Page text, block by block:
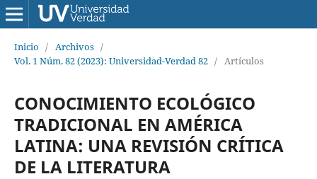
Inicio / Archivos /
Vol. 1 Núm. 82 (2023): Universidad-Verdad 82 / Artículos
CONOCIMIENTO ECOLÓGICO
TRADICIONAL EN AMÉRICA
LATINA: UNA REVISIÓN CRÍTICA
DE LA LITERATURA